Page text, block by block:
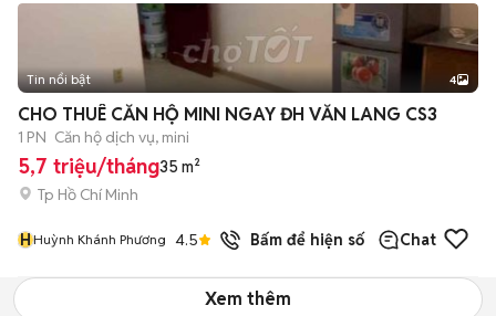
Tin nổi bật 4
CHO THUÊ CĂN HỘ MINI NGAY ĐH VĂN LANG CS3
1 PN Căn hộ dịch vụ, mini
5,7 triệu/tháng35 m²
Tp Hồ Chí Minh
HHuỳnh Khánh Phương 4.5 Bấm để hiện số Chat
Xem thêm